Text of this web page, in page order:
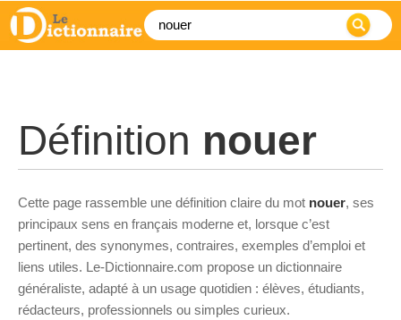
Définition nouer
Cette page rassemble une définition claire du mot nouer, ses
principaux sens en français moderne et, lorsque c’est
pertinent, des synonymes, contraires, exemples d’emploi et
liens utiles. Le-Dictionnaire.com propose un dictionnaire
généraliste, adapté à un usage quotidien : élèves, étudiants,
rédacteurs, professionnels ou simples curieux.